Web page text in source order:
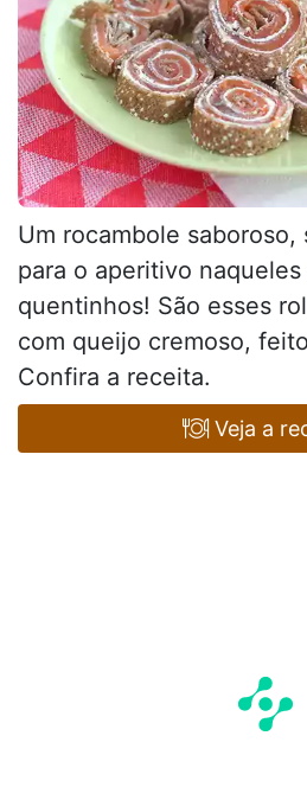
Um rocambole saboroso,
para o aperitivo naqueles
quentinhos! São esses
com queijo cremoso,
Confira a receita.
Veja a